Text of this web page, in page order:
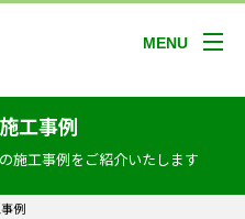
MENU
工事例
施工事例をご紹介いたします
例